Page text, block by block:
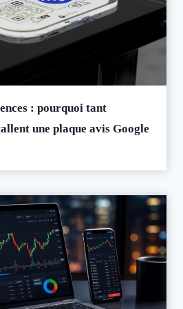
: pourquoi tant
une plaque avis Google